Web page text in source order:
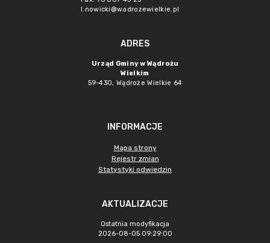
l.nowicki@wadrozewielkie.pl
ADRES
Urząd Gminy w Wądrożu
Wielkim
59-430, Wądroże Wielkie 64
INFORMACJE
Mapa strony
Rejestr zmian
Statystyki odwiedzin
AKTUALIZACJE
Ostatnia modyfikacja
2026-08-05 09:29:00